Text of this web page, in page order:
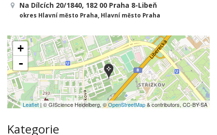
Na Dílcích 20/1840, 182 00 Praha 8-Libeň
okres Hlavní město Praha, Hlavní město Praha
+
-
Leaflet| © GIScience Heidelberg, ©OpenStreetMap& contributors, CC-BY-SA
Kategorie